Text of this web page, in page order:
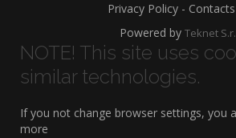
Privacy Policy -
Powered by Teknet
NOTE! This site uses
similar technologies.
If you not change browser settings, you
more